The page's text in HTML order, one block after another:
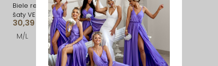
Biele rebrované dlhé
šaty VELINNA s kvetinou
30,39 €
M/L
Hnedé vypasované
krátke mini letné šaty
NOEMYA
29,59 €
ONESIZE